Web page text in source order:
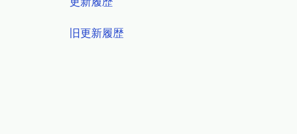
旧更新履歴